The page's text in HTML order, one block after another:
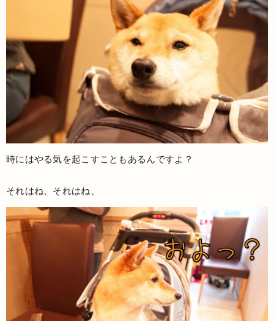
時にはやる気を起こすこともあるんですよ？
それはね、それはね、